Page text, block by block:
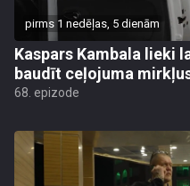
pirms 1 nedēļas, 5 dienām
Kaspars Kambala lieki
baudīt ceļojuma
68. epizode